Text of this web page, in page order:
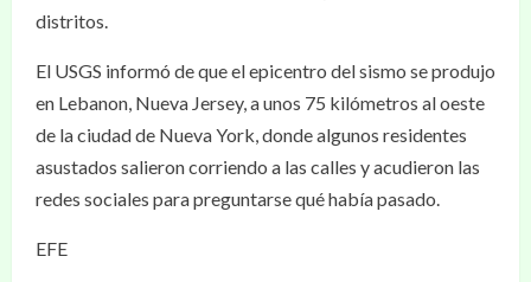
distritos.
El USGS informó de que el epicentro del sismo se produjo
en Lebanon, Nueva Jersey, a unos 75 kilómetros al oeste
de la ciudad de Nueva York, donde algunos residentes
asustados salieron corriendo a las calles y acudieron las
redes sociales para preguntarse qué había pasado.
EFE